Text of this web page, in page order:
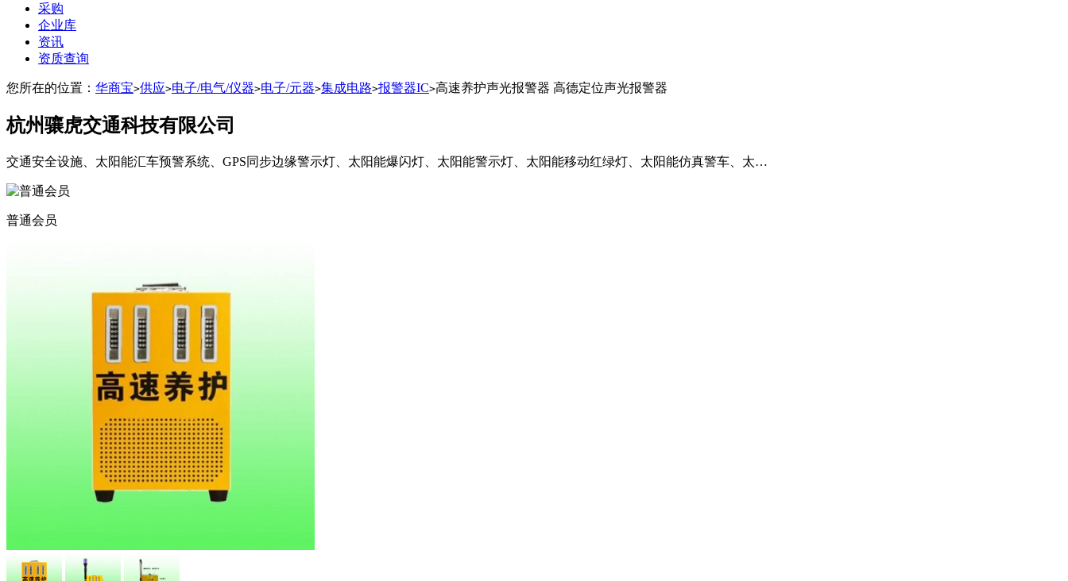
采购
企业库
资讯
资质查询
您所在的位置： 华商宝>供应>电子/电气/仪器>电子/元器>集成电路>报警器IC>高速养护声光报警器 高德定位声光报警器
杭州骧虎交通科技有限公司
交通安全设施、太阳能汇车预警系统、GPS同步边缘警示灯、太阳能爆闪灯、太阳能警示灯、太阳能移动红绿灯、太阳能仿真警车、太…
普通会员